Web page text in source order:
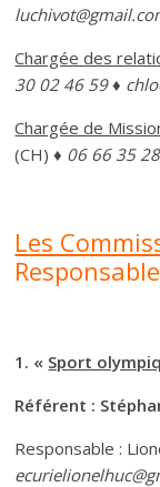
Chargée des
30 02 46 59 ♦
Chargée de
(CH)♦ 06 66 35
Les
1. « Sport
Référent :
Responsable :